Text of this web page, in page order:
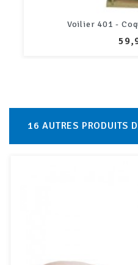
Voilier 401 -
16 AUTRES PRODUITS